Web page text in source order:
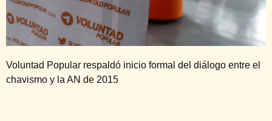
Voluntad Popular respaldó inicio formal del diálogo entre el
chavismo y la AN de 2015